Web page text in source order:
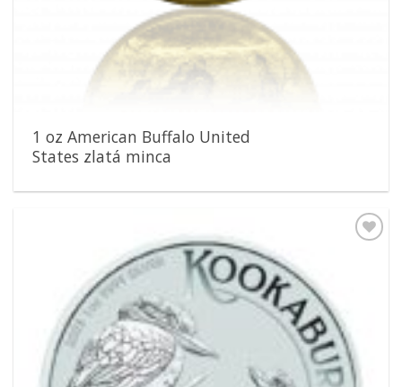
1 oz American Buffalo United
States zlatá minca